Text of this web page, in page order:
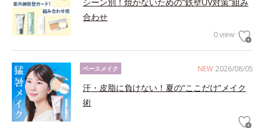
合わせ
0 view
NEW 2026/08/05
ベースメイク
汗・皮脂に負けない！夏の“ここだけ”メイク
術